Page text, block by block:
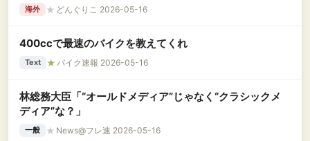
海外 ★ どんぐりこ 2026-05-16
400ccで最速のバイクを教えてくれ
Text ★ バイク速報 2026-05-16
林総務大臣「“オールドメディア”じゃなく“クラシックメ
ディア”な？」
一般 ★ News@フレ速 2026-05-16